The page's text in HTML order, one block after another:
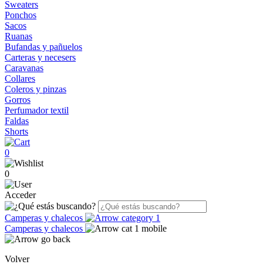
Sweaters
Ponchos
Sacos
Ruanas
Bufandas y pañuelos
Carteras y necesers
Caravanas
Collares
Coleros y pinzas
Gorros
Perfumador textil
Faldas
Shorts
0
0
Acceder
Camperas y chalecos
Camperas y chalecos
Volver